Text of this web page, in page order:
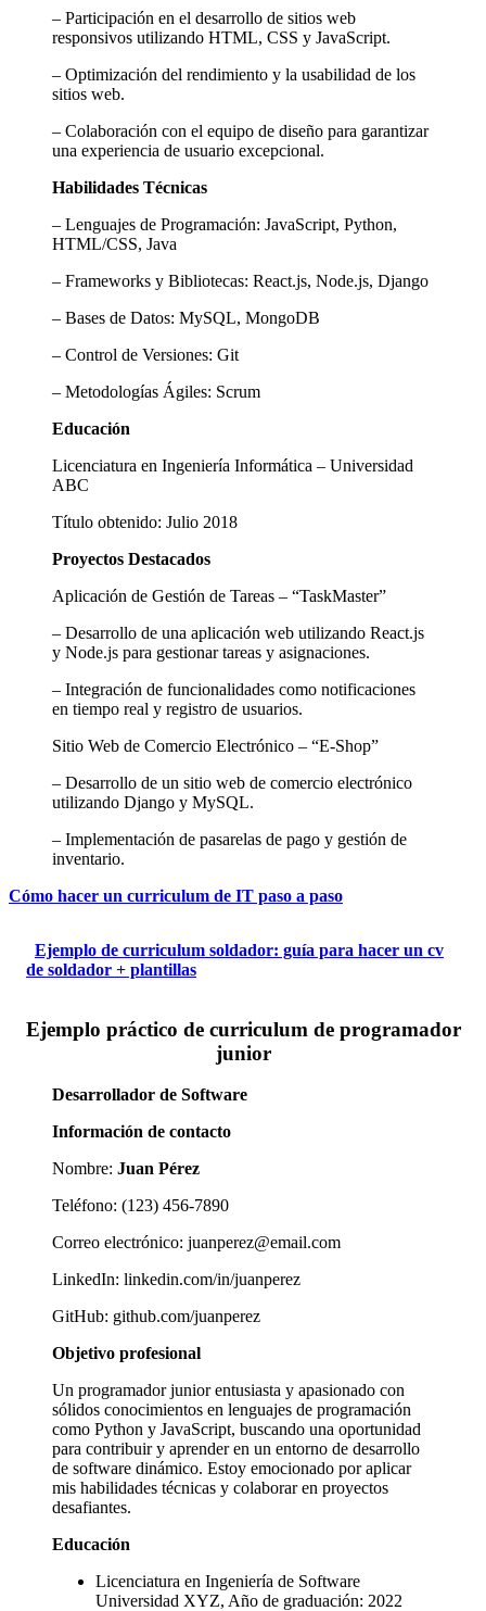
– Participación en el desarrollo de sitios web
responsivos utilizando HTML, CSS y JavaScript.
– Optimización del rendimiento y la usabilidad de los
sitios web.
– Colaboración con el equipo de diseño para garantizar
una experiencia de usuario excepcional.
Habilidades Técnicas
– Lenguajes de Programación: JavaScript, Python,
HTML/CSS, Java
– Frameworks y Bibliotecas: React.js, Node.js, Django
– Bases de Datos: MySQL, MongoDB
– Control de Versiones: Git
– Metodologías Ágiles: Scrum
Educación
Licenciatura en Ingeniería Informática – Universidad
ABC
Título obtenido: Julio 2018
Proyectos Destacados
Aplicación de Gestión de Tareas – “TaskMaster”
– Desarrollo de una aplicación web utilizando React.js
y Node.js para gestionar tareas y asignaciones.
– Integración de funcionalidades como notificaciones
en tiempo real y registro de usuarios.
Sitio Web de Comercio Electrónico – “E-Shop”
– Desarrollo de un sitio web de comercio electrónico
utilizando Django y MySQL.
– Implementación de pasarelas de pago y gestión de
inventario.
Cómo hacer un curriculum de IT paso a paso
Ejemplo de curriculum soldador: guía para hacer un cv
de soldador + plantillas
Ejemplo práctico de curriculum de programador
junior
Desarrollador de Software
Información de contacto
Nombre: Juan Pérez
Teléfono: (123) 456-7890
Correo electrónico: juanperez@email.com
LinkedIn: linkedin.com/in/juanperez
GitHub: github.com/juanperez
Objetivo profesional
Un programador junior entusiasta y apasionado con
sólidos conocimientos en lenguajes de programación
como Python y JavaScript, buscando una oportunidad
para contribuir y aprender en un entorno de desarrollo
de software dinámico. Estoy emocionado por aplicar
mis habilidades técnicas y colaborar en proyectos
desafiantes.
Educación
Licenciatura en Ingeniería de Software
Universidad XYZ, Año de graduación: 2022